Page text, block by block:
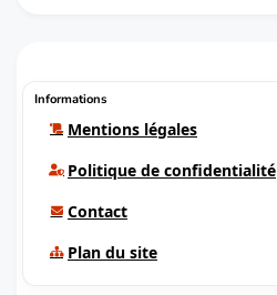
Informations
Mentions légales
Politique de confidentialité
Contact
Plan du site